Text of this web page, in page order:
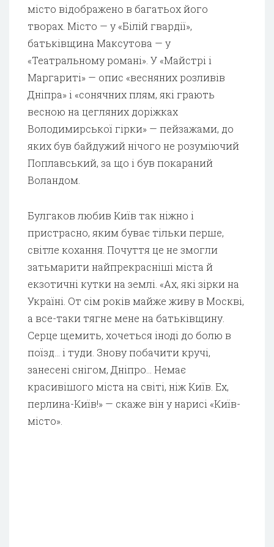
місто відображено в багатьох його
творах. Місто — у «Білій гвардії»,
батьківщина Максутова — у
«Театральному романі». У «Майстрі і
Маргариті» — опис «весняних розливів
Дніпра» і «сонячних плям, які грають
весною на цегляних доріжках
Володимирської гірки» — пейзажами, до
яких був байдужий нічого не розуміючий
Поплавський, за що і був покараний
Воландом.
Булгаков любив Київ так ніжно і
пристрасно, яким буває тільки перше,
світле кохання. Почуття це не змогли
затьмарити найпрекрасніші міста й
екзотичні кутки на землі. «Ах, які зірки на
Україні. От сім років майже живу в Москві,
а все-таки тягне мене на батьківщину.
Серце щемить, хочеться іноді до болю в
поїзд… і туди. Знову побачити кручі,
занесені снігом, Дніпро… Немає
красивішого міста на світі, ніж Київ. Ех,
перлина-Київ!» — скаже він у нарисі «Київ-
місто».